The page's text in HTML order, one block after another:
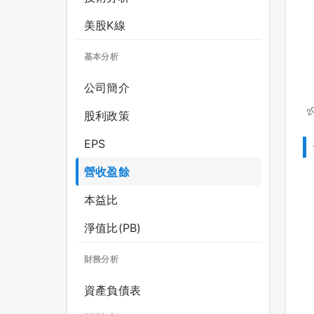
美股K線
基本分析
公司簡介
股利政策
EPS
營收盈餘
本益比
淨值比(PB)
財務分析
資產負債表